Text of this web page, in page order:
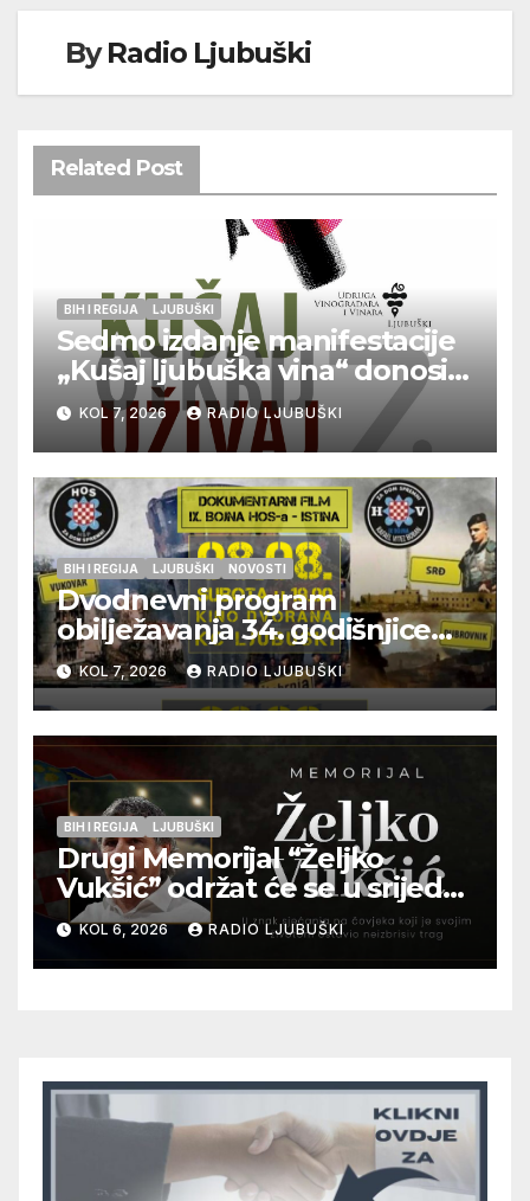
ByRadio Ljubuški
Related Post
BIH I REGIJA LJUBUŠKI
Sedmo izdanje manifestacije
„Kušaj ljubuška vina“ donosi
vrhunska vina, gastronomiju i
glazbu
KOL 7, 2026 RADIO LJUBUŠKI
BIH I REGIJA LJUBUŠKI NOVOSTI
Dvodnevni program
obilježavanja 34. godišnjice
pogibije generala Blaža
Kraljevića i osmorice
pripadnika HOS-a
KOL 7, 2026 RADIO LJUBUŠKI
BIH I REGIJA LJUBUŠKI
Drugi Memorijal “Željko
Vukšić” održat će se u srijedu
12. kolovoza u Otoku
KOL 6, 2026 RADIO LJUBUŠKI